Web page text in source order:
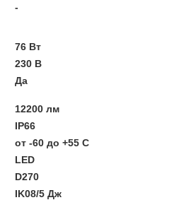
-
76 Вт
230 В
Да
12200 лм
IP66
от -60 до +55 C
LED
D270
IK08/5 Дж